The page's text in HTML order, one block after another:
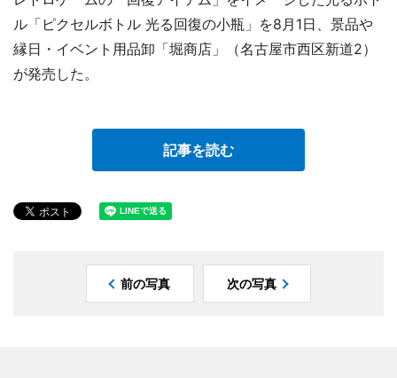
ル「ピクセルボトル 光る回復の小瓶」を8月1日、景品や
縁日・イベント用品卸「堀商店」（名古屋市西区新道2）
が発売した。
記事を読む
前の写真 次の写真